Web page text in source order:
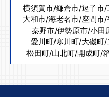
横須賀市/鎌倉市/逗子市/
大和市/海老名市/座間市/
秦野市/伊勢原市/小田
愛川町/寒川町/大磯町/
松田町/山北町/開成町/